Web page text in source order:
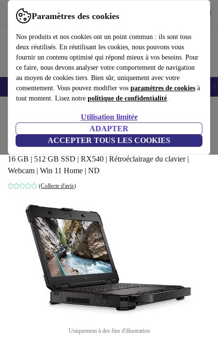
Paramètres des cookies
Nos produits et nos cookies ont un point commun : ils sont tous
deux réutilisés. En réutilisant les cookies, nous pouvons vous
fournir un contenu optimisé qui répond mieux à vos besoins. Pour
ce faire, nous devons analyser votre comportement de navigation
au moyen de cookies tiers. Bien sûr, uniquement avec votre
consentement. Vous pouvez modifier vos paramètres de cookies à
tout moment. Lisez notre politique de confidentialité.
Utilisation limitée
ADAPTER
ACCEPTER TOUS LES COOKIES
Utilisez refurbed rapidement et facilement
Smartphones Laptops Tablettes Montres connectées Accessoires
Dell Latitude 5424 Rugged | i7-8650U |
14"
16 GB | 512 GB SSD | RX540 | Rétroéclairage du clavier |
Webcam | Win 11 Home | ND
(Collecte d'avis)
Uniquement à des fins d'illustration